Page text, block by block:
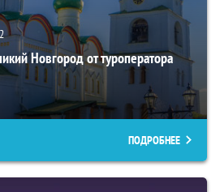
2
Новгород от туроператора
ПОДРОБНЕЕ